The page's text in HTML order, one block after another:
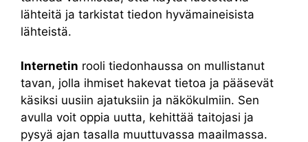
lähteitä ja tarkistat tiedon hyvämaineisista
lähteistä.
Internetin rooli tiedonhaussa on mullistanut
tavan, jolla ihmiset hakevat tietoa ja pääsevät
käsiksi uusiin ajatuksiin ja näkökulmiin. Sen
avulla voit oppia uutta, kehittää taitojasi ja
pysyä ajan tasalla muuttuvassa maailmassa.